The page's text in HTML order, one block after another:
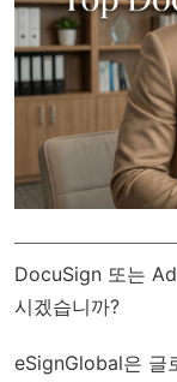
DocuSign 또는
시겠습니까?
eSignGlobal은 글